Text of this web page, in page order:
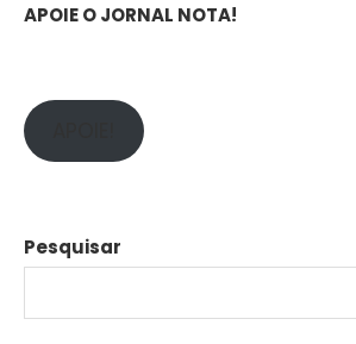
APOIE O JORNAL NOTA!
Pesquisar